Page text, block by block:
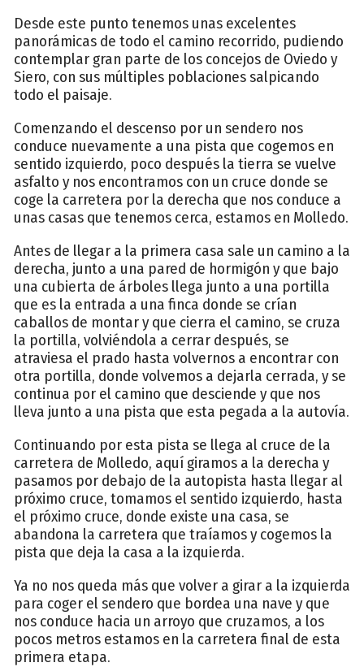
Desde este punto tenemos unas excelentes
panorámicas de todo el camino recorrido, pudiendo
contemplar gran parte de los concejos de Oviedo y
Siero, con sus múltiples poblaciones salpicando
todo el paisaje.
Comenzando el descenso por un sendero nos
conduce nuevamente a una pista que cogemos en
sentido izquierdo, poco después la tierra se vuelve
asfalto y nos encontramos con un cruce donde se
coge la carretera por la derecha que nos conduce a
unas casas que tenemos cerca, estamos en Molledo.
Antes de llegar a la primera casa sale un camino a la
derecha, junto a una pared de hormigón y que bajo
una cubierta de árboles llega junto a una portilla
que es la entrada a una finca donde se crían
caballos de montar y que cierra el camino, se cruza
la portilla, volviéndola a cerrar después, se
atraviesa el prado hasta volvernos a encontrar con
otra portilla, donde volvemos a dejarla cerrada, y se
continua por el camino que desciende y que nos
lleva junto a una pista que esta pegada a la autovía.
Continuando por esta pista se llega al cruce de la
carretera de Molledo, aquí giramos a la derecha y
pasamos por debajo de la autopista hasta llegar al
próximo cruce, tomamos el sentido izquierdo, hasta
el próximo cruce, donde existe una casa, se
abandona la carretera que traíamos y cogemos la
pista que deja la casa a la izquierda.
Ya no nos queda más que volver a girar a la izquierda
para coger el sendero que bordea una nave y que
nos conduce hacia un arroyo que cruzamos, a los
pocos metros estamos en la carretera final de esta
primera etapa.